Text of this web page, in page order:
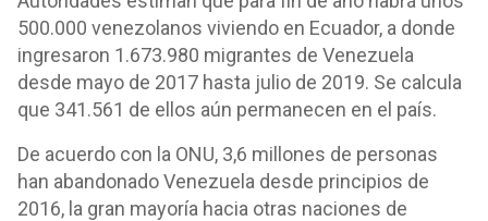
500.000 venezolanos viviendo en Ecuador, a donde
ingresaron 1.673.980 migrantes de Venezuela
desde mayo de 2017 hasta julio de 2019. Se calcula
que 341.561 de ellos aún permanecen en el país.
De acuerdo con la ONU, 3,6 millones de personas
han abandonado Venezuela desde principios de
2016, la gran mayoría hacia otras naciones de